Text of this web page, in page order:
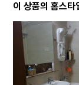
이 상품의 홈스